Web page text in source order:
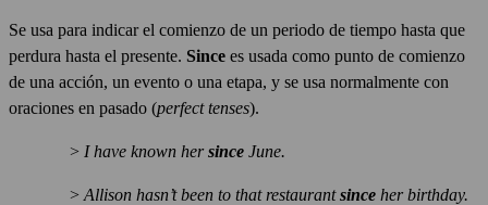
Se usa para indicar el comienzo de un periodo de tiempo hasta que
perdura hasta el presente. Since es usada como punto de comienzo
de una acción, un evento o una etapa, y se usa normalmente con
oraciones en pasado (perfect tenses).
> I have known hersince June.
> Allison hasn’t been to that restaurantsince her birthday.